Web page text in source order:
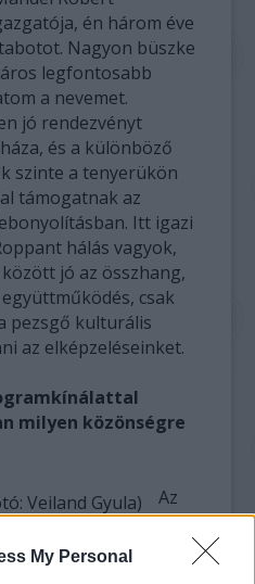
My Personal
én három éve
Nagyon büszke
legfontosabb
a nevemet.
jó rendezvényt
és a különböző
szinte a tenyerükön
támogatnak az
Itt igazi
hálás vagyok,
jó az összhang,
csak
pezsgő kulturális
az elképzeléseinket.
milyen közönségre
Az
az
idejére az ország